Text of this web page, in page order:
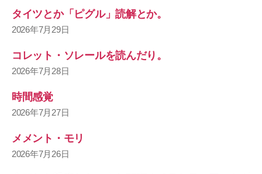
タイツとか「ピグル」読解とか。
2026年7月29日
コレット・ソレールを読んだり。
2026年7月28日
時間感覚
2026年7月27日
メメント・モリ
2026年7月26日